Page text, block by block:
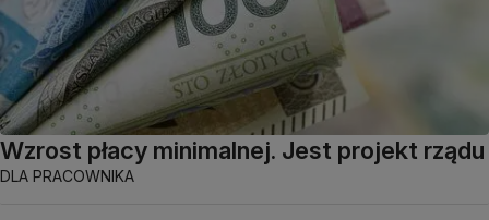
Wzrost płacy minimalnej. Jest projekt rządu
DLA PRACOWNIKA